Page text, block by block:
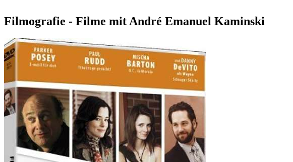
Filmografie - Filme mit André Emanuel Kaminski